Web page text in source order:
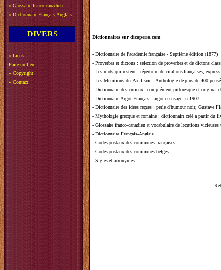
» Glossaire franco-canadien
» Dictionnaire Français-Anglais
DIVERS
» Liens
Faire un lien
» Copyright
» Contact
Dictionnaires sur dicoperso.com
- Dictionnaire de l'académie française - Septième édition (1877)
- Proverbes et dictons : sélection de proverbes et de dictons
- Les mots qui restent : répertoire de citations françaises,
- Les Munitions du Pacifisme : Anthologie de plus de 400
- Dictionnaire des curieux : complément pittoresque et original
- Dictionnaire Argot-Français : argot en usage en 1907.
- Dictionnaire des idées reçues : perle d'humour noir, Gustave
- Mythologie grecque et romaine : dictionnaire créé à partir du
- Glossaire franco-canadien et vocabulaire de locutions vicieuses
- Dictionnaire Français-Anglais
- Codes postaux des communes françaises
- Codes postaux des communes belges
- Sigles et acronymes